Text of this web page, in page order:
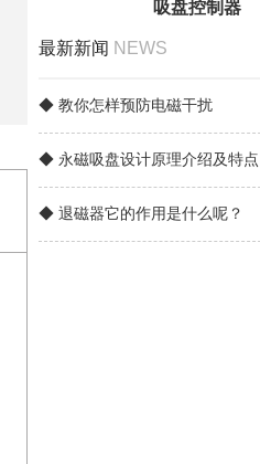
吸盘控制器
最新新闻 NEWS
◆ 教你怎样预防电磁干扰
◆ 永磁吸盘设计原理介绍及特点
◆ 退磁器它的作用是什么呢？